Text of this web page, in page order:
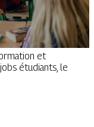
et
étudiants, le